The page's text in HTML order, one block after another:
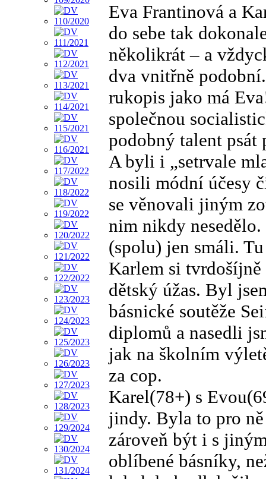
Eva Frantinová a
do sebe tak
několikrát – a
dva vnitřně
rukopis jako má
společnou
podobný talent psát
A byli i „setrvale
nosili módní účesy
se věnovali jiným
nim nikdy nesedělo.
(spolu) jen smáli.
Karlem si
dětský úžas. Byl
básnické soutěže
diplomů a nasedli
jak na školním
za cop.
Karel(78+) s
jindy. Byla to pro
zároveň být i s
oblíbené básníky,